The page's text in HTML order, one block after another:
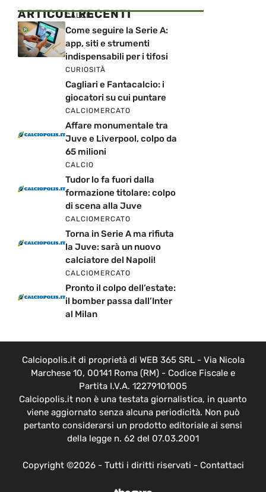
ARTICOLI RECENTI
CALCIO
Come seguire la Serie A:
app, siti e strumenti
indispensabili per i tifosi
CURIOSITÀ
Cagliari e Fantacalcio: i
giocatori su cui puntare
CALCIOMERCATO
Affare monumentale tra
Juve e Liverpool, colpo da
65 milioni
CALCIO
Tudor lo fa fuori dalla
formazione titolare: colpo
di scena alla Juve
CALCIOMERCATO
Torna in Serie A ma rifiuta
la Juve: sarà un nuovo
calciatore del Napoli!
CALCIOMERCATO
Pronto il colpo dell’estate:
il bomber passa dall’Inter
al Milan
Calciopolis.it di proprietà di WEB 365 SRL - Via Nicola
Marchese 10, 00141 Roma (RM) - Codice Fiscale e
Partita I.V.A. 12279101005
Calciopolis.it non è una testata giornalistica, in quanto
viene aggiornato senza alcuna periodicità. Non può
pertanto considerarsi un prodotto editoriale ai sensi
della legge n. 62 del 07.03.2001
Copyright ©2026 - Tutti i diritti riservati - Contattaci